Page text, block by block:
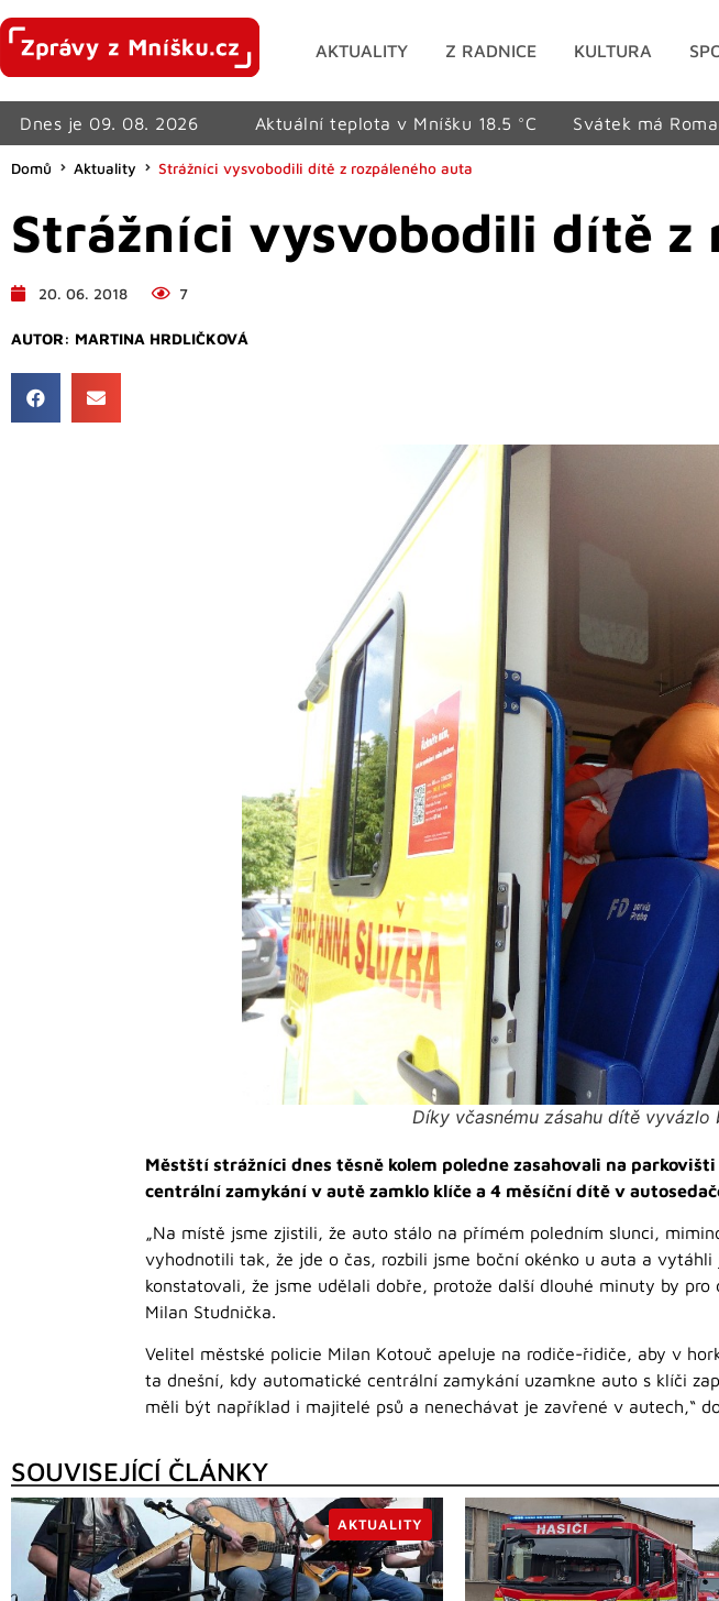
AKTUALITY Z RADNICE KULTURA
Dnes je 09. 08. 2026 Aktuální teplota v Mníšku 18.5 °C Svátek má
Domů Aktuality Strážníci vysvobodili dítě z rozpáleného auta
Strážníci vysvobodili dítě z
20. 06. 2018 7
AUTOR: MARTINA HRDLIČKOVÁ
Díky včasnému zásahu dítě
Městští strážníci dnes těsně kolem poledne zasahovali na
centrální zamykání v autě zamklo klíče a 4 měsíční dítě v
„Na místě jsme zjistili, že auto stálo na přímém poledním slunci,
vyhodnotili tak, že jde o čas, rozbili jsme boční okénko u auta a
konstatovali, že jsme udělali dobře, protože další dlouhé minuty by
Milan Studnička.
Velitel městské policie Milan Kotouč apeluje na rodiče-řidiče, aby v
ta dnešní, kdy automatické centrální zamykání uzamkne auto s klíči
měli být například i majitelé psů a nenechávat je zavřené v autech,“
SOUVISEJÍCÍ ČLÁNKY
AKTUALITY